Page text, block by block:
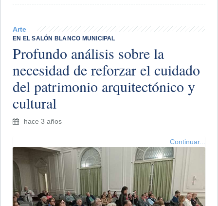
Arte
​EN EL SALÓN BLANCO MUNICIPAL
Profundo análisis sobre la
necesidad de reforzar el cuidado
del patrimonio arquitectónico y
cultural
hace 3 años
Continuar...